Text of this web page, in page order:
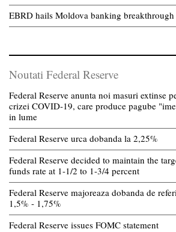
EBRD hails Moldova banking breakthrough
Noutati Federal Reserve
Federal Reserve anunta noi masuri extinse
crizei COVID-19, care produce pagube
in lume
Federal Reserve urca dobanda la 2,25%
Federal Reserve decided to maintain the
funds rate at 1-1/2 to 1-3/4 percent
Federal Reserve majoreaza dobanda de
1,5% - 1,75%
Federal Reserve issues FOMC statement